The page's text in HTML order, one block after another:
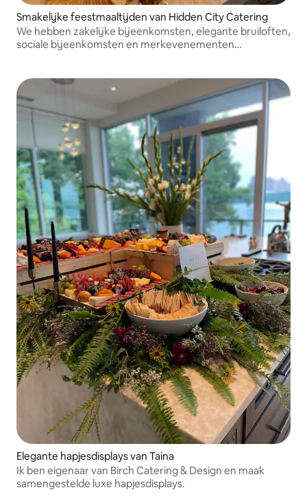
Smakelijke feestmaaltijden van Hidden City Catering
We hebben zakelijke bijeenkomsten, elegante bruiloften,
sociale bijeenkomsten en merkevenementen
Elegante hapjesdisplays van Taina
Ik ben eigenaar van Birch Catering & Design en maak
samengestelde luxe hapjesdisplays.